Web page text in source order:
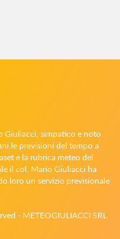
Giuliacci, simpatico e noto
le previsioni del tempo a
e la rubrica meteo del
il col. Mario Giuliacci ha
loro un servizio previsionale
- METEOGIULIACCI SRL